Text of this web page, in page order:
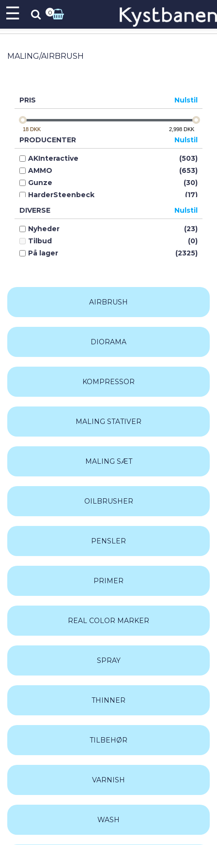
☰ 0
MALING/AIRBRUSH
PRIS Nulstil
18 DKK 2,998 DKK
PRODUCENTER Nulstil
AKInteractive
(503)
AMMO
(653)
Gunze
(30)
HarderSteenbeck
(17)
HobbyZone
(26)
Humbrol
(7)
Noch
(2)
Revell
(91)
Tamiya
(406)
DIVERSE Nulstil
Nyheder
(23)
Tilbud
(0)
På lager
(2325)
AIRBRUSH
DIORAMA
KOMPRESSOR
MALING STATIVER
MALING SÆT
OILBRUSHER
PENSLER
PRIMER
REAL COLOR MARKER
SPRAY
THINNER
TILBEHØR
VARNISH
WASH